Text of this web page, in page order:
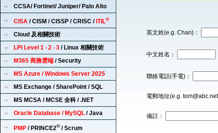
CCSA/ Fortinet/ Juniper/ Palo Alto
CISA / CISM / CISSP / CRISC / ITIL®
Cloud 及相關技術
LPI Level 1 ‧ 2 ‧ 3 / Linux 相關技術
M365 商務雲端 / Security
MS Azure / Windows Server 2025
MS Exchange / SharePoint / SQL
MS MCSA / MCSE 全科 / .NET
Oracle Database / MySQL / Java
PMP / PRINCE2®/ Scrum
英文姓(e.g. Chan)：
中文姓名：
聯絡電話(手電)：
電郵地址(e.g.
備註：